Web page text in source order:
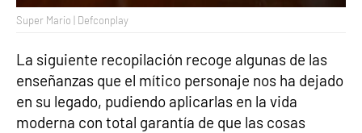
Super Mario | Defconplay
La siguiente recopilación recoge algunas de las
enseñanzas que el mítico personaje nos ha dejado
en su legado, pudiendo aplicarlas en la vida
moderna con total garantía de que las cosas